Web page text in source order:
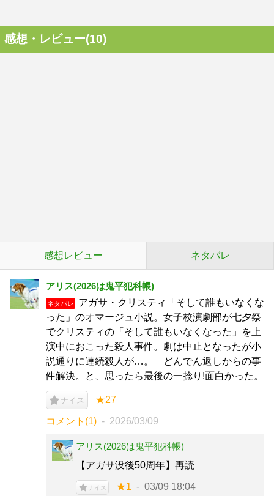
感想・レビュー(10)
感想レビュー ネタバレ
アリス(2026は鬼平犯科帳)
ネタバレ
アガサ・クリスティ「そして誰もいなくな
った」のオマージュ小説。女子校演劇部が七夕祭
でクリスティの「そして誰もいなくなった」を上
演中におこった殺人事件。劇は中止となったが小
説通りに連続殺人が…。 どんでん返しからの事
件解決。と、思ったら最後の一捻り!面白かった。
ナイス ★27
コメント(1) 2026/03/09
アリス(2026は鬼平犯科帳)
【アガサ没後50周年】再読
ナイス ★1 03/09 18:04